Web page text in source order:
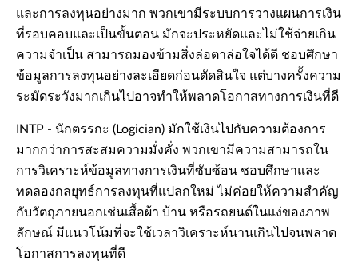
และการลงทุนอย่างมาก พวกเขามีระบบการวางแผนการเงิน
ที่รอบคอบและเป็นขั้นตอน มักจะประหยัดและไม่ใช้จ่ายเกิน
ความจำเป็น สามารถมองข้ามสิ่งล่อตาล่อใจได้ดี ชอบศึกษา
ข้อมูลการลงทุนอย่างละเอียดก่อนตัดสินใจ แต่บางครั้งความ
ระมัดระวังมากเกินไปอาจทำให้พลาดโอกาสทางการเงินที่ดี
INTP - นักตรรกะ (Logician) มักใช้เงินไปกับความต้องการ
มากกว่าการสะสมความมั่งคั่ง พวกเขามีความสามารถใน
การวิเคราะห์ข้อมูลทางการเงินที่ซับซ้อน ชอบศึกษาและ
ทดลองกลยุทธ์การลงทุนที่แปลกใหม่ ไม่ค่อยให้ความสำคัญ
กับวัตถุภายนอกเช่นเสื้อผ้า บ้าน หรือรถยนต์ในแง่ของภาพ
ลักษณ์ มีแนวโน้มที่จะใช้เวลาวิเคราะห์นานเกินไปจนพลาด
โอกาสการลงทุนที่ดี